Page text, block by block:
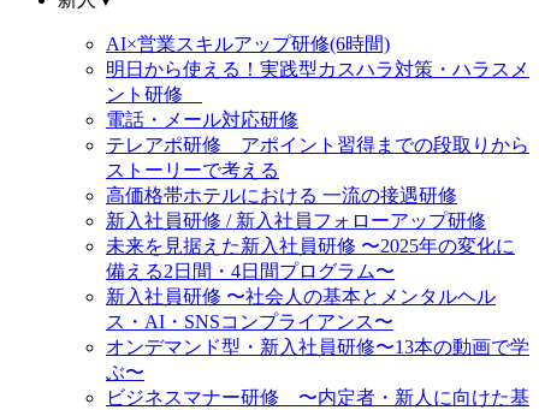
AI×営業スキルアップ研修(6時間)
明日から使える！実践型カスハラ対策・ハラスメ
ント研修
電話・メール対応研修
テレアポ研修 アポイント習得までの段取りから
ストーリーで考える
高価格帯ホテルにおける 一流の接遇研修
新入社員研修 / 新入社員フォローアップ研修
未来を見据えた新入社員研修 〜2025年の変化に
備える2日間・4日間プログラム〜
新入社員研修 〜社会人の基本とメンタルヘル
ス・AI・SNSコンプライアンス〜
オンデマンド型・新入社員研修〜13本の動画で学
ぶ〜
ビジネスマナー研修 〜内定者・新人に向けた基